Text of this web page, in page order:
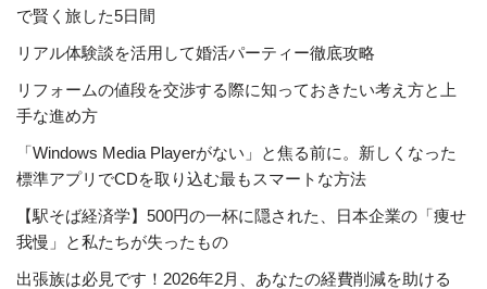
で賢く旅した5日間
リアル体験談を活用して婚活パーティー徹底攻略
リフォームの値段を交渉する際に知っておきたい考え方と上
手な進め方
「Windows Media Playerがない」と焦る前に。新しくなった
標準アプリでCDを取り込む最もスマートな方法
【駅そば経済学】500円の一杯に隠された、日本企業の「痩せ
我慢」と私たちが失ったもの
出張族は必見です！2026年2月、あなたの経費削減を助ける